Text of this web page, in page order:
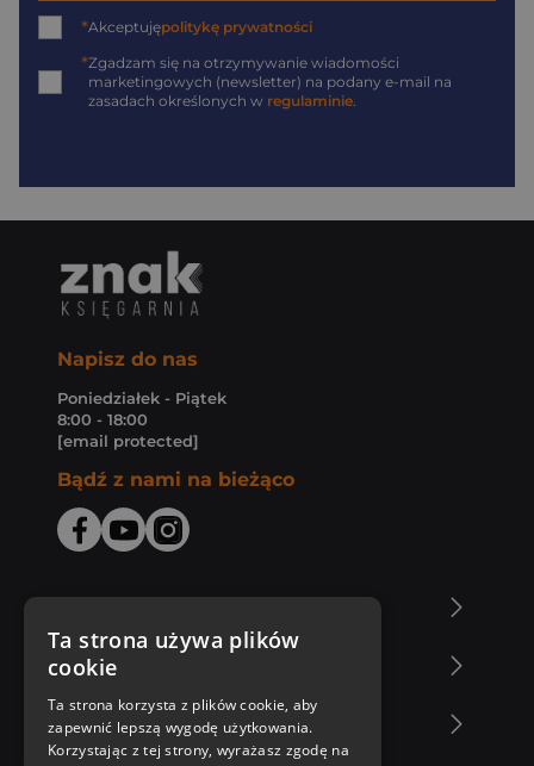
*Akceptujępolitykę prywatności
*Zgadzam się na otrzymywanie wiadomości
marketingowych (newsletter) na podany e-mail na
zasadach określonych w regulaminie
Napisz do nas
Poniedziałek - Piątek
8:00 - 18:00
[email protected]
Bądź z nami na bieżąco
Zakupy u nas
Nasza oferta
Ta strona używa plików
cookie
Ta strona korzysta z plików cookie, aby
zapewnić lepszą wygodę użytkowania.
Korzystając z tej strony, wyrażasz zgodę na